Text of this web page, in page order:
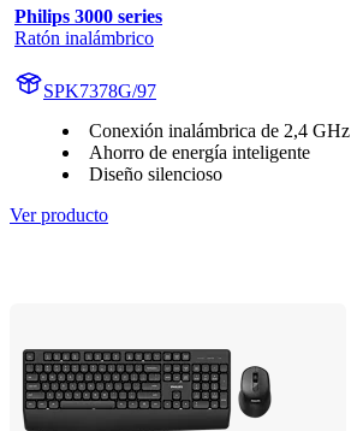
Philips 3000 series
Ratón inalámbrico
SPK7378G/97
Conexión inalámbrica de 2,4 GHz
Ahorro de energía inteligente
Diseño silencioso
Ver producto